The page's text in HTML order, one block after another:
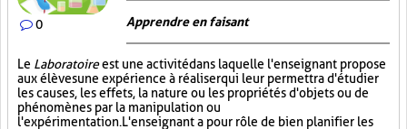
0 Apprendre en faisant
Le Laboratoireest une activité dans laquelle l'enseignant propose
aux élèves une expérience à réaliser qui leur permettra d'étudier
les causes, les effets, la nature ou les propriétés d'objets ou de
phénomènes par la manipulation ou
l'expérimentation. L'enseignant a pour rôle de bien planifier les